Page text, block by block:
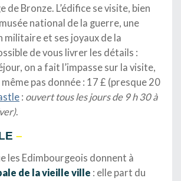
de Bronze. L’édifice se visite, bien
national de la guerre, une
militaire et ses joyaux de la
de vous livrer les détails :
on a fait l’impasse sur la visite,
même pas donnée : 17 £ (presque 20
: ouvert tous les jours de 9 h 30 à
.
–
les Edimbourgeois donnent à
de la vieille ville : elle part du